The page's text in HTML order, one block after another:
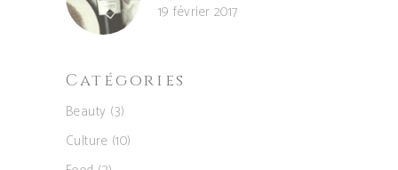
19 février 2017
Catégories
Beauty (3)
Culture (10)